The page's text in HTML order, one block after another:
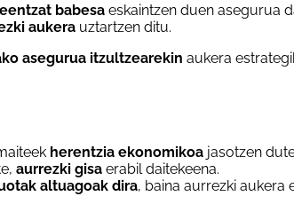
babesa eskaintzen duen asegurua
aukera uztartzen ditu.
asegurua itzultzearekin aukera
herentzia ekonomikoa jasotzen
aurrezki gisa erabil daitekeena.
altuagoak dira, baina aurrezki aukera